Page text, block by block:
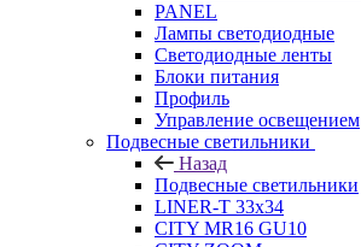
PANEL
Лампы светодиодные
Светодиодные ленты
Блоки питания
Профиль
Управление освещением
Подвесные светильники
Назад
Подвесные светильники
LINER-T 33x34
CITY MR16 GU10